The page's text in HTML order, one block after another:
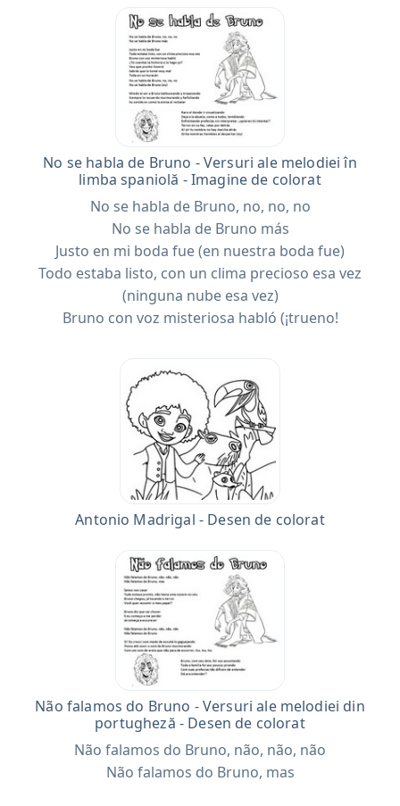
No se habla de Bruno - Versuri ale melodiei în
limba spaniolă - Imagine de colorat
No se habla de Bruno, no, no, no
No se habla de Bruno más
Justo en mi boda fue (en nuestra boda fue)
Todo estaba listo, con un clima precioso esa vez
(ninguna nube esa vez)
Bruno con voz misteriosa habló (¡trueno!
Antonio Madrigal - Desen de colorat
Não falamos do Bruno - Versuri ale melodiei din
portugheză - Desen de colorat
Não falamos do Bruno, não, não, não
Não falamos do Bruno, mas